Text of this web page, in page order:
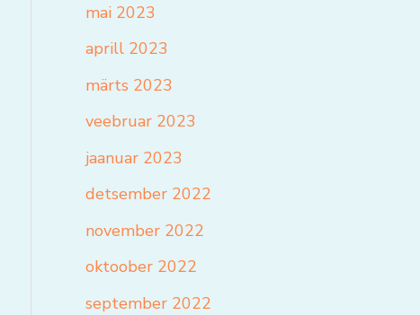
mai 2023
aprill 2023
märts 2023
veebruar 2023
jaanuar 2023
detsember 2022
november 2022
oktoober 2022
september 2022